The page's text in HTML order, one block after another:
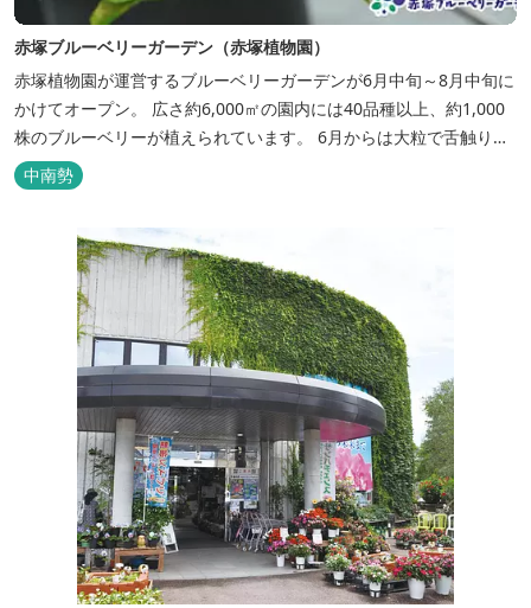
赤塚ブルーベリーガーデン（赤塚植物園）
赤塚植物園が運営するブルーベリーガーデンが6月中旬～8月中旬に
かけてオープン。 広さ約6,000㎡の園内には40品種以上、約1,000
株のブルーベリーが植えられています。 6月からは大粒で舌触りの
良いハイブッシュ系、7月からは中粒で甘いラビットアイ系などが
収穫時期を迎え、さまざまな品種を食べくらべできます。 当社独自
の水の技術「FFCテクノロジー」を活用し、生きものにやさしい
中南勢